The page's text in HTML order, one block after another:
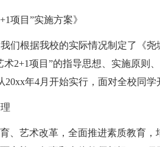
项目”实施方案》
们根据我校的实际情况制定了《尧
2+1项目”的指导思想、实施原则
年4月开始实行，面对全校同学
、艺术改革，全面推进素质教育